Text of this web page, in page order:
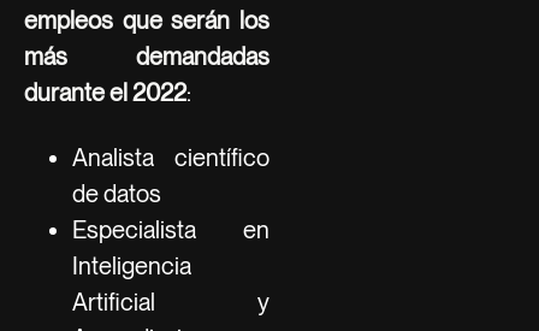
empleos que serán los
más demandadas
durante el 2022:
Analista científico
de datos
Especialista en
Inteligencia
Artificial y